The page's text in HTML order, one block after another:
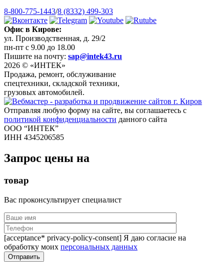
8-800-775-1443/8 (8332) 499-303
Офис в Кирове:
ул. Производственная, д. 29/2
пн-пт с 9.00 до 18.00
Пишите на почту: sap@intek43.ru
2026 © «ИНТЕК»
Продажа, ремонт, обслуживание
спецтехники, складской техники,
грузовых автомобилей.
Отправляя любую форму на сайте, вы соглашаетесь с
политикой конфиденциальности данного сайта
ООО “ИНТЕК”
ИНН 4345206585
Запрос цены на
товар
Вас проконсультирует специалист
[acceptance* privacy-policy-consent] Я даю согласие на
обработку моих персональных данных